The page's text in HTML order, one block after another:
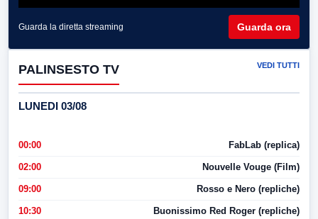
Guarda la diretta streaming Guarda ora
PALINSESTO TV VEDI TUTTI
LUNEDI 03/08
00:00 FabLab (replica)
02:00 Nouvelle Vouge (Film)
09:00 Rosso e Nero (repliche)
10:30 Buonissimo Red Roger (repliche)